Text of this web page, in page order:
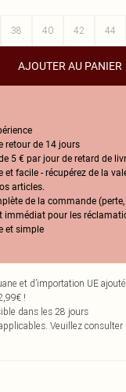
38 40 42 44
AJOUTER AU PANIER
retour de 14 jours
5 € par jour de retard de
et facile - récupérez de la
articles.
de la commande
immédiat pour les
et simple
et d’importation UE
!
dans les 28 jours
Veuillez consulter